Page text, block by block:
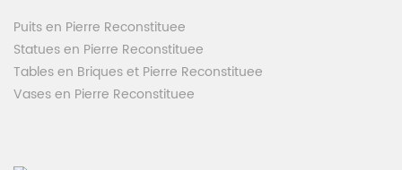
Puits en Pierre Reconstituee
Statues en Pierre Reconstituee
Tables en Briques et Pierre Reconstituee
Vases en Pierre Reconstituee